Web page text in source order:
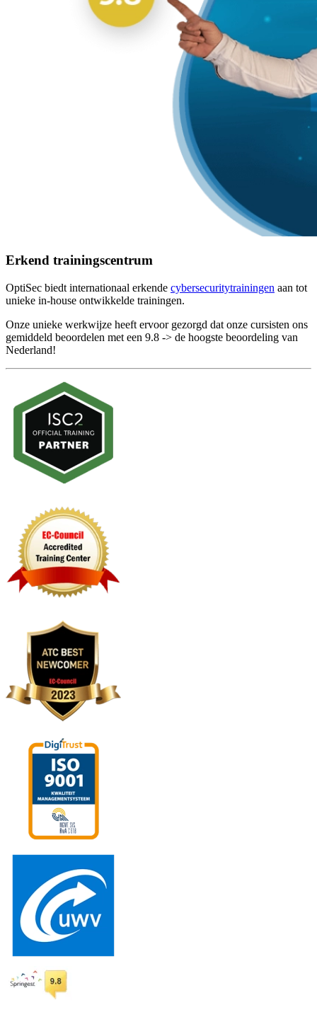
Erkend trainingscentrum
OptiSec biedt internationaal erkende cybersecuritytrainingen aan tot
unieke in-house ontwikkelde trainingen.
Onze unieke werkwijze heeft ervoor gezorgd dat onze cursisten ons
gemiddeld beoordelen met een 9.8 -> de hoogste beoordeling van
Nederland!